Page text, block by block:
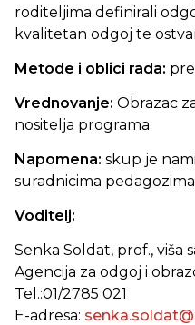
roditeljima definirali
kvalitetan odgoj te
Metode i oblici rada:
Vrednovanje: Obrazac
nositelja programa
Napomena: skup je
suradnicima
Voditelj:
Senka Soldat, prof., viša
Agencija za odgoj i
Tel.:01/2785 021
E-adresa: